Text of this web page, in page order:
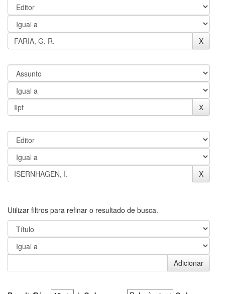
Utilizar filtros para refinar o resultado de busca.